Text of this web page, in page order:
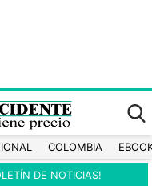
COLOMBIA
DE NOTICIAS!